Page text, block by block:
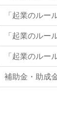
「起業のルー
「起業のルー
「起業のルー
補助金・助成